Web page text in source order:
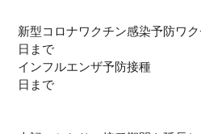
新型コロナワクチン感染予防ワ
日まで
インフルエンザ予防
日まで